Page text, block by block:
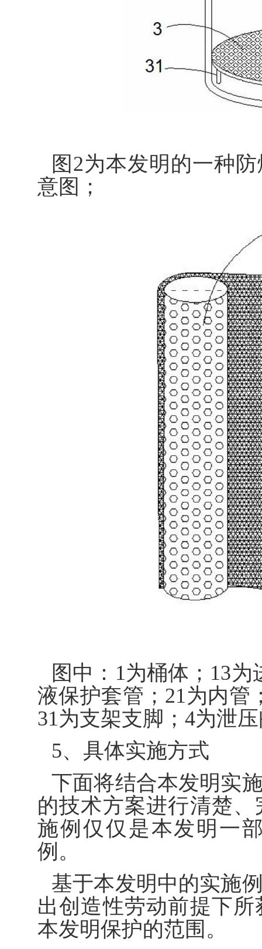
图2为本发明的一种
意图；
图中：1为桶体；13
液保护套管；21为内管
31为支架支脚；4为泄
5、具体实施方式
下面将结合本发明实
的技术方案进行清楚
施例仅仅是本发明一
例。
基于本发明中的实施
出创造性劳动前提下
本发明保护的范围。